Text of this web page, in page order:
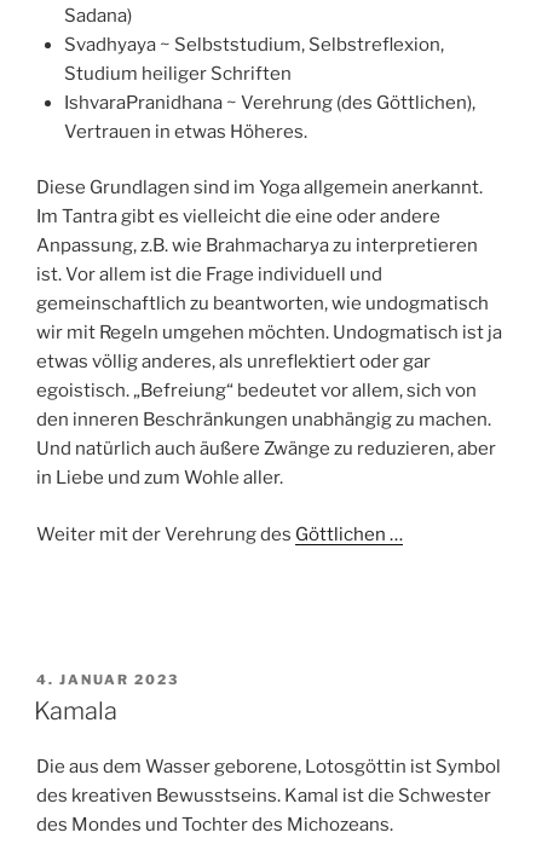
Sadana)
Svadhyaya ~ Selbststudium, Selbstreflexion,
Studium heiliger Schriften
IshvaraPranidhana ~ Verehrung (des Göttlichen),
Vertrauen in etwas Höheres.
Diese Grundlagen sind im Yoga allgemein anerkannt.
Im Tantra gibt es vielleicht die eine oder andere
Anpassung, z.B. wie Brahmacharya zu interpretieren
ist. Vor allem ist die Frage individuell und
gemeinschaftlich zu beantworten, wie undogmatisch
wir mit Regeln umgehen möchten. Undogmatisch ist ja
etwas völlig anderes, als unreflektiert oder gar
egoistisch. „Befreiung“ bedeutet vor allem, sich von
den inneren Beschränkungen unabhängig zu machen.
Und natürlich auch äußere Zwänge zu reduzieren, aber
in Liebe und zum Wohle aller.
Weiter mit der Verehrung des Göttlichen …
VERÖFFENTLICHT
AM
4. JANUAR 2023
Kamala
Die aus dem Wasser geborene, Lotosgöttin ist Symbol
des kreativen Bewusstseins. Kamal ist die Schwester
des Mondes und Tochter des Michozeans.